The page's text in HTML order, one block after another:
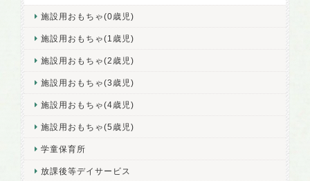
施設用おもちゃ(0歳児)
施設用おもちゃ(1歳児)
施設用おもちゃ(2歳児)
施設用おもちゃ(3歳児)
施設用おもちゃ(4歳児)
施設用おもちゃ(5歳児)
学童保育所
放課後等デイサービス